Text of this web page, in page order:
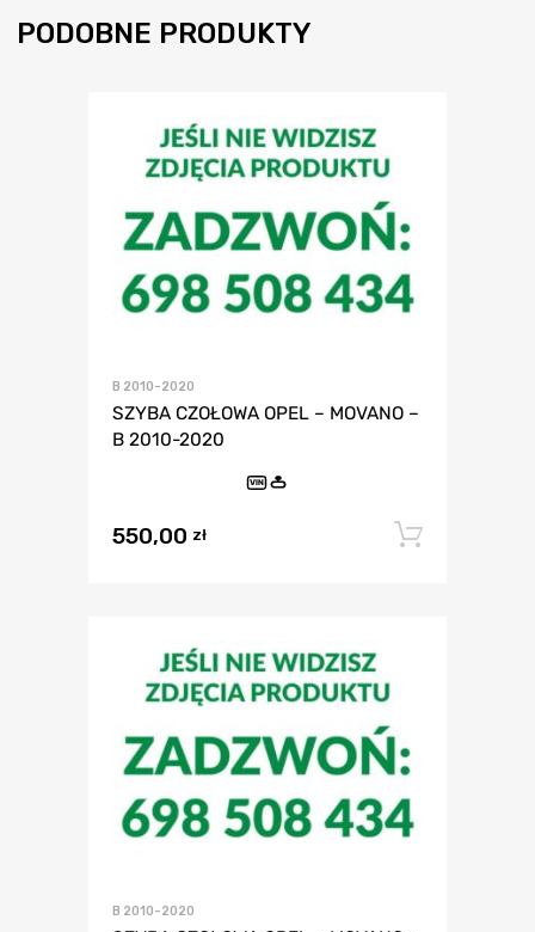
PODOBNE PRODUKTY
B 2010-2020
SZYBA CZOŁOWA OPEL – MOVANO –
B 2010-2020
VIN
550,00 zł
B 2010-2020